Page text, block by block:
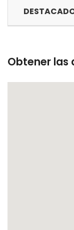
Obtener las